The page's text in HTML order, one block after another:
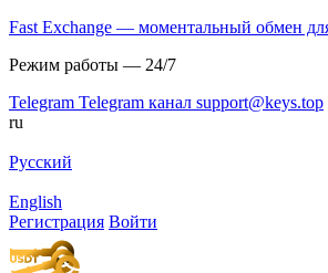
Fast Exchange — моментальный обмен
Режим работы — 24/7
Telegram Telegram канал support@keys.top
ru
Русский
English
Регистрация Войти